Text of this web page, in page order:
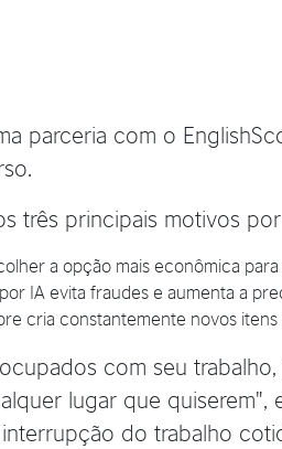
parceria com o
três principais motivos
a opção mais econômica para
IA evita fraudes e aumenta a
cria constantemente novos
com seu
lugar que
do trabalho